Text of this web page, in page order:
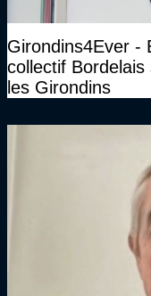
Girondins4Ever -
collectif
les Girondins